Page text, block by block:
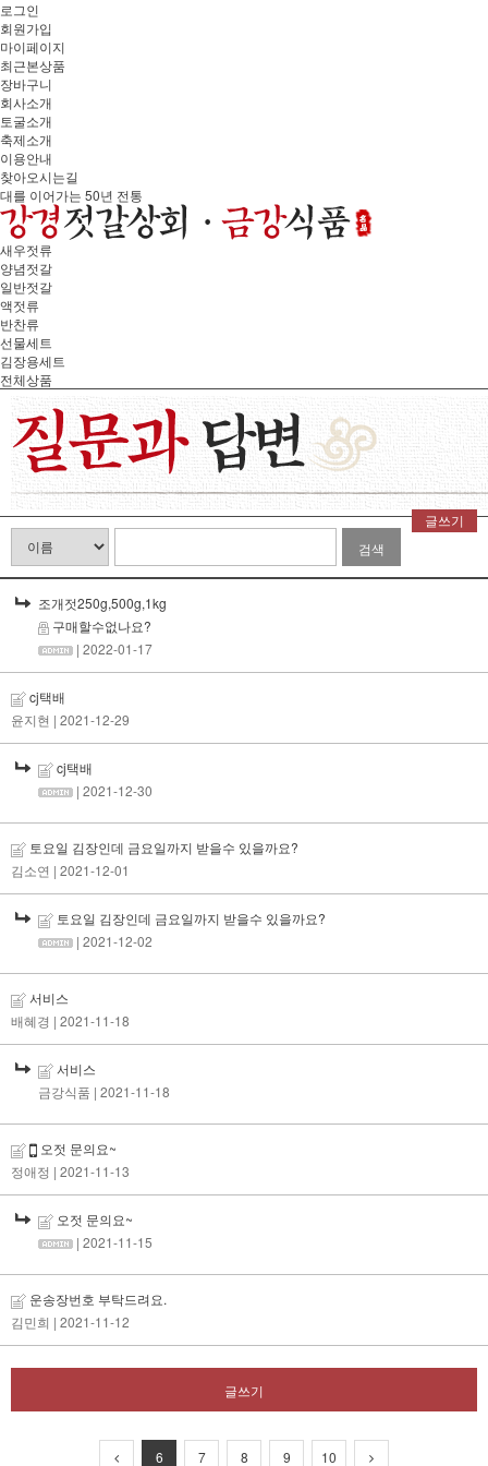
로그인
회원가입
마이페이지
최근본상품
장바구니
회사소개
토굴소개
축제소개
이용안내
찾아오시는길
대를 이어가는 50년 전통
새우젓류
양념젓갈
일반젓갈
액젓류
반찬류
선물세트
김장용세트
전체상품
글쓰기
검색
조개젓250g,500g,1kg
구매할수없나요?
| 2022-01-17
cj택배
윤지현 | 2021-12-29
cj택배
| 2021-12-30
토요일 김장인데 금요일까지 받을수 있을까요?
김소연 | 2021-12-01
토요일 김장인데 금요일까지 받을수 있을까요?
| 2021-12-02
서비스
배혜경 | 2021-11-18
서비스
금강식품 | 2021-11-18
오젓 문의요~
정애정 | 2021-11-13
오젓 문의요~
| 2021-11-15
운송장번호 부탁드려요.
김민희 | 2021-11-12
글쓰기
6 7 8 9 10